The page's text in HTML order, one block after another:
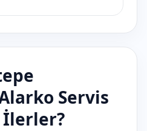
Servis
İlerler?